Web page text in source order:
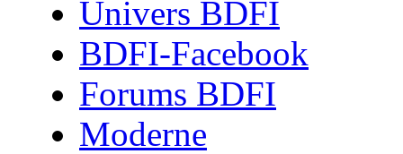
Univers BDFI
BDFI-Facebook
Forums BDFI
Moderne